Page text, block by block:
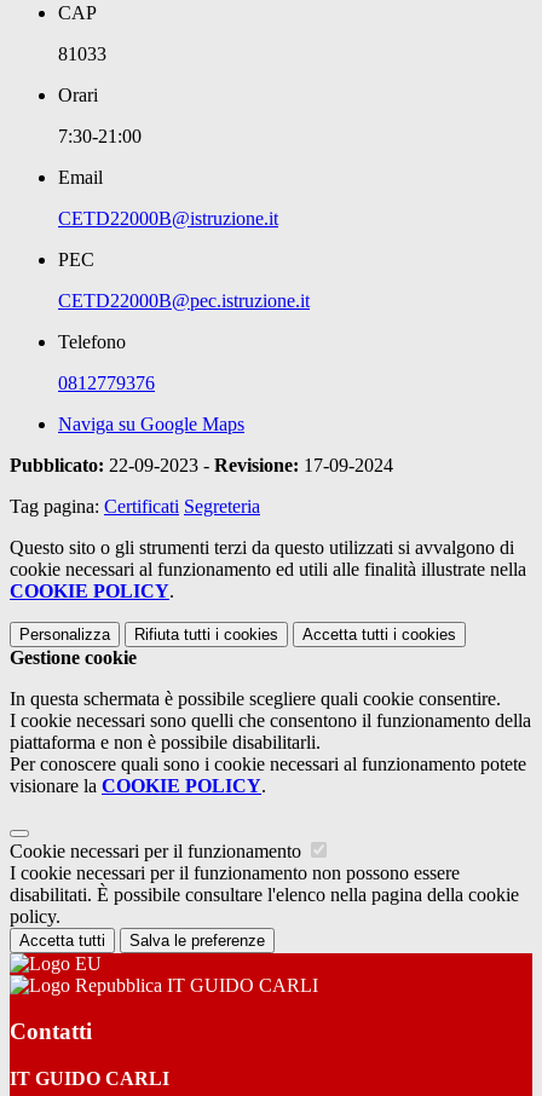
CAP
81033
Orari
7:30-21:00
Email
CETD22000B@istruzione.it
PEC
CETD22000B@pec.istruzione.it
Telefono
0812779376
Naviga su Google Maps
Pubblicato: 22-09-2023 - Revisione: 17-09-2024
Tag pagina: Certificati Segreteria
Questo sito o gli strumenti terzi da questo utilizzati si avvalgono di
cookie necessari al funzionamento ed utili alle finalità illustrate nella
COOKIE POLICY.
Personalizza Rifiuta tutti i cookies Accetta tutti i cookies
Gestione cookie
In questa schermata è possibile scegliere quali cookie consentire.
I cookie necessari sono quelli che consentono il funzionamento della
piattaforma e non è possibile disabilitarli.
Per conoscere quali sono i cookie necessari al funzionamento potete
visionare la COOKIE POLICY.
Cookie necessari per il funzionamento
I cookie necessari per il funzionamento non possono essere
disabilitati. È possibile consultare l'elenco nella pagina della cookie
policy.
Accetta tutti Salva le preferenze
IT GUIDO CARLI
Contatti
IT GUIDO CARLI